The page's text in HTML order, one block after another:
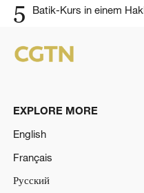
5 Batik-Kurs in einem
EXPLORE MORE
English
Français
Русский